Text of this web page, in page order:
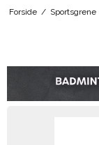
Forside / Sportsgrene